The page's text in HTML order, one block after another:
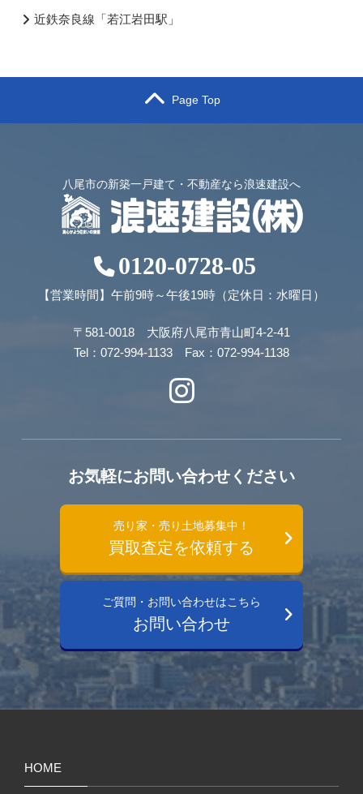
近鉄奈良線「若江岩田駅」
Page Top
八尾市の新築一戸建て・不動産なら浪速建設へ
0120-0728-05
【営業時間】午前9時～午後19時（定休日：水曜日）
〒581-0018 大阪府八尾市青山町4-2-41
Tel：072-994-1133 Fax：072-994-1138
お気軽にお問い合わせください
売り家・売り土地募集中！
買取査定を依頼する
ご質問・お問い合わせはこちら
お問い合わせ
HOME